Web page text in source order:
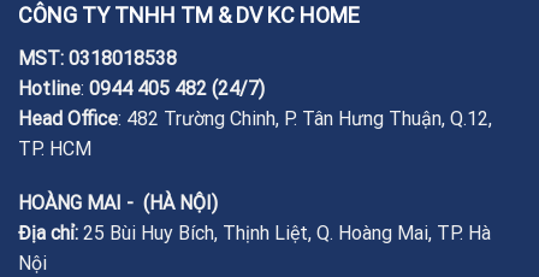
CÔNG TY TNHH TM & DV KC HOME
MST: 0318018538
Hotline: 0944 405 482 (24/7)
Head Office: 482 Trường Chinh, P. Tân Hưng Thuận, Q.12,
TP. HCM
HOÀNG MAI - (HÀ NỘI)
Địa chỉ: 25 Bùi Huy Bích, Thịnh Liệt, Q. Hoàng Mai, TP. Hà
Nội